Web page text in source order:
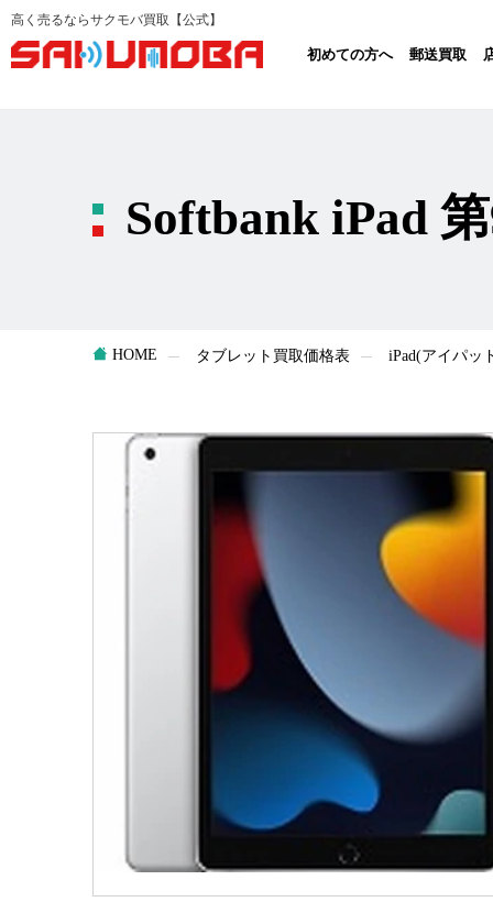
高く売るならサクモバ買取【公式】
初めての方へ 郵送買取
Softbank iPad
HOME タブレット買取価格表 iPad(アイパッ